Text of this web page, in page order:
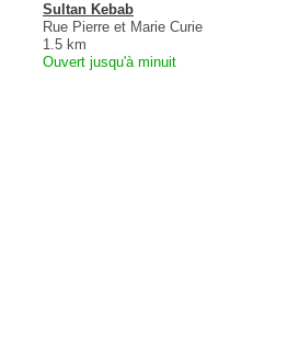
Sultan Kebab
Rue Pierre et Marie Curie
1.5 km
Ouvert jusqu'à minuit